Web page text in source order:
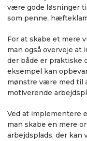
være gode løsninger
som penne,
For at skabe et mere
man også overveje at
der både er praktiske
eksempel kan
mønstre være med til
motiverende
Ved at implementere
man skabe en mere
arbejdsplads, der